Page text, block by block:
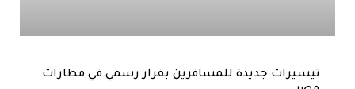
تيسيرات جديدة للمسافرين بقرار رسمي في مطارات